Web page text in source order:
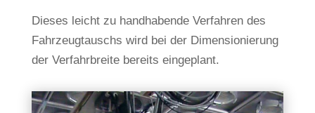
Dieses leicht zu handhabende Verfahren des
Fahrzeugtauschs wird bei der Dimensionierung
der Verfahrbreite bereits eingeplant.